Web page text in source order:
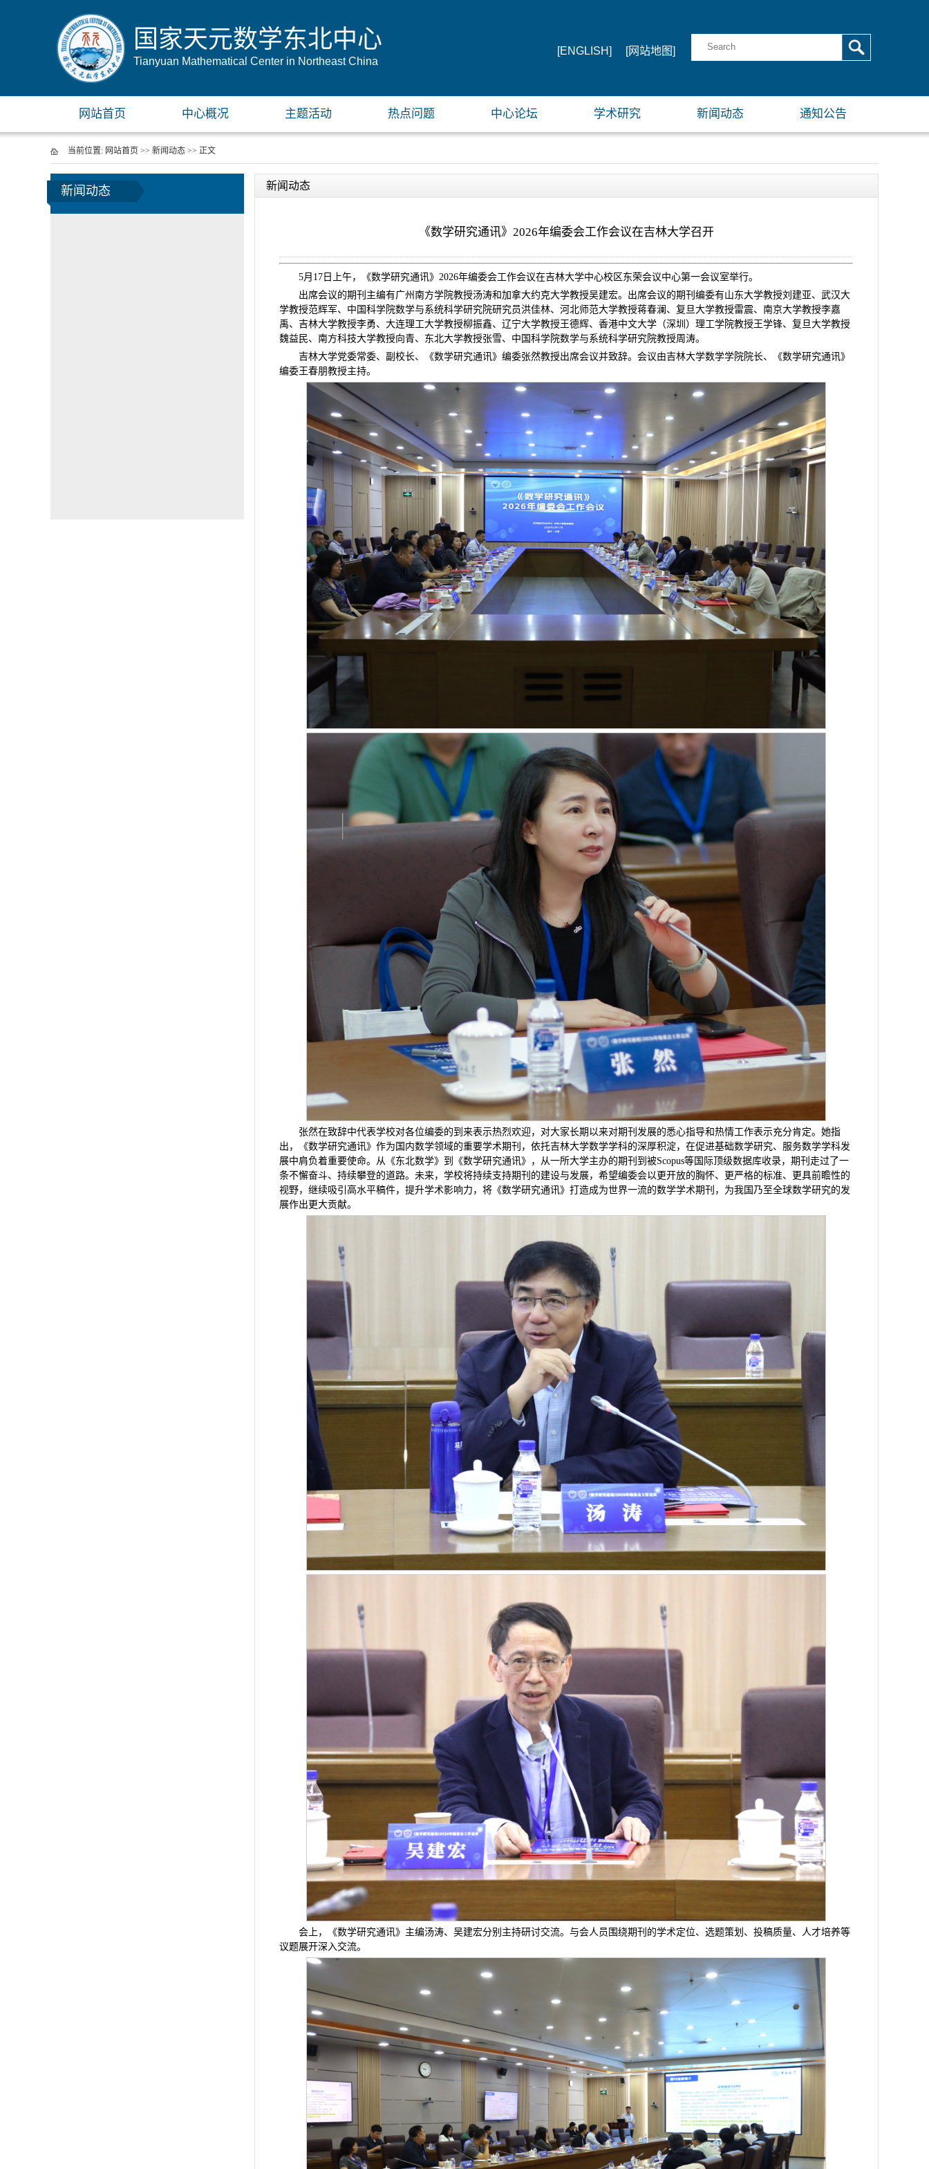
国家天元数学东北中心
Tianyuan Mathematical Center in Northeast China
[ENGLISH] [网站地图]
网站首页 中心概况 主题活动 热点问题 中心论坛 学术研究 新闻动态 通知公告
当前位置: 网站首页 >> 新闻动态 >> 正文
新闻动态 新闻动态
《数学研究通讯》2026年编委会工作会议在吉林大学召开
5月17日上午，《数学研究通讯》2026年编委会工作会议在吉林大学中心校区东荣会议中心第一会议室举行。
出席会议的期刊主编有广州南方学院教授汤涛和加拿大约克大学教授吴建宏。出席会议的期刊编委有山东大学教授刘建亚、武汉大
学教授范辉军、中国科学院数学与系统科学研究院研究员洪佳林、河北师范大学教授蒋春澜、复旦大学教授雷震、南京大学教授李嘉
禹、吉林大学教授李勇、大连理工大学教授柳振鑫、辽宁大学教授王德辉、香港中文大学（深圳）理工学院教授王学锋、复旦大学教授
魏益民、南方科技大学教授向青、东北大学教授张雪、中国科学院数学与系统科学研究院教授周涛。
吉林大学党委常委、副校长、《数学研究通讯》编委张然教授出席会议并致辞。会议由吉林大学数学学院院长、《数学研究通讯》
编委王春朋教授主持。
张然在致辞中代表学校对各位编委的到来表示热烈欢迎，对大家长期以来对期刊发展的悉心指导和热情工作表示充分肯定。她指
出，《数学研究通讯》作为国内数学领域的重要学术期刊，依托吉林大学数学学科的深厚积淀，在促进基础数学研究、服务数学学科发
展中肩负着重要使命。从《东北数学》到《数学研究通讯》，从一所大学主办的期刊到被Scopus等国际顶级数据库收录，期刊走过了一
条不懈奋斗、持续攀登的道路。未来，学校将持续支持期刊的建设与发展，希望编委会以更开放的胸怀、更严格的标准、更具前瞻性的
视野，继续吸引高水平稿件，提升学术影响力，将《数学研究通讯》打造成为世界一流的数学学术期刊，为我国乃至全球数学研究的发
展作出更大贡献。
会上，《数学研究通讯》主编汤涛、吴建宏分别主持研讨交流。与会人员围绕期刊的学术定位、选题策划、投稿质量、人才培养等
议题展开深入交流。